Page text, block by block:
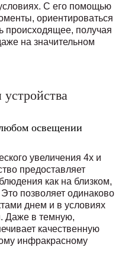
С его помощью
ориентироваться
происходящее, получая
на значительном
освещении
увеличения 4x и
предоставляет
как на близком,
позволяет одинаково
днем и в условиях
Даже в темную,
качественную
инфракрасному